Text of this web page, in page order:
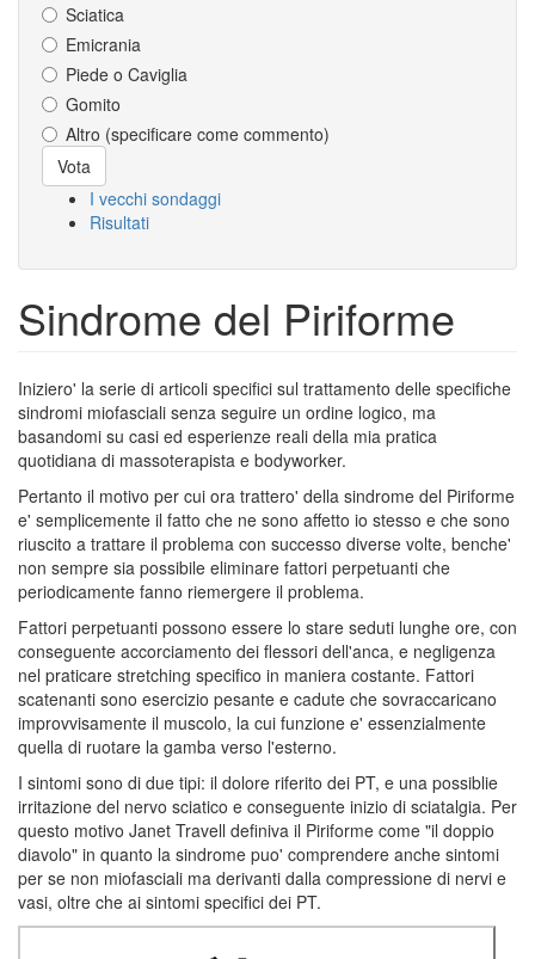
Sciatica
Emicrania
Piede o Caviglia
Gomito
Altro (specificare come commento)
Scelte
Vota
I vecchi sondaggi
Risultati
Sindrome del Piriforme
Iniziero' la serie di articoli specifici sul trattamento delle specifiche
sindromi miofasciali senza seguire un ordine logico, ma
basandomi su casi ed esperienze reali della mia pratica
quotidiana di massoterapista e bodyworker.
Pertanto il motivo per cui ora trattero' della sindrome del Piriforme
e' semplicemente il fatto che ne sono affetto io stesso e che sono
riuscito a trattare il problema con successo diverse volte, benche'
non sempre sia possibile eliminare fattori perpetuanti che
periodicamente fanno riemergere il problema.
Fattori perpetuanti possono essere lo stare seduti lunghe ore, con
conseguente accorciamento dei flessori dell'anca, e negligenza
nel praticare stretching specifico in maniera costante. Fattori
scatenanti sono esercizio pesante e cadute che sovraccaricano
improvvisamente il muscolo, la cui funzione e' essenzialmente
quella di ruotare la gamba verso l'esterno.
I sintomi sono di due tipi: il dolore riferito dei PT, e una possiblie
irritazione del nervo sciatico e conseguente inizio di sciatalgia. Per
questo motivo Janet Travell definiva il Piriforme come "il doppio
diavolo" in quanto la sindrome puo' comprendere anche sintomi
per se non miofasciali ma derivanti dalla compressione di nervi e
vasi, oltre che ai sintomi specifici dei PT.